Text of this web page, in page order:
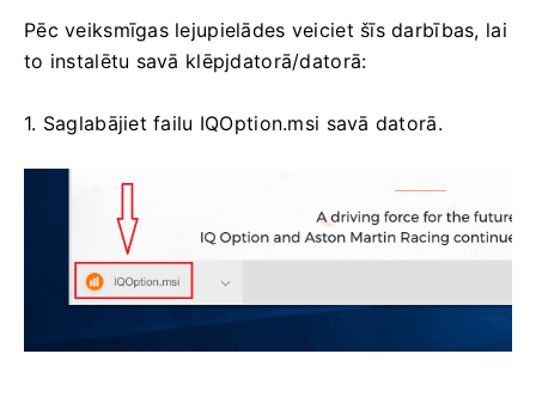
Pēc veiksmīgas lejupielādes veiciet šīs darbības, lai
to instalētu savā klēpjdatorā/datorā:
1. Saglabājiet failu IQOption.msi savā datorā.